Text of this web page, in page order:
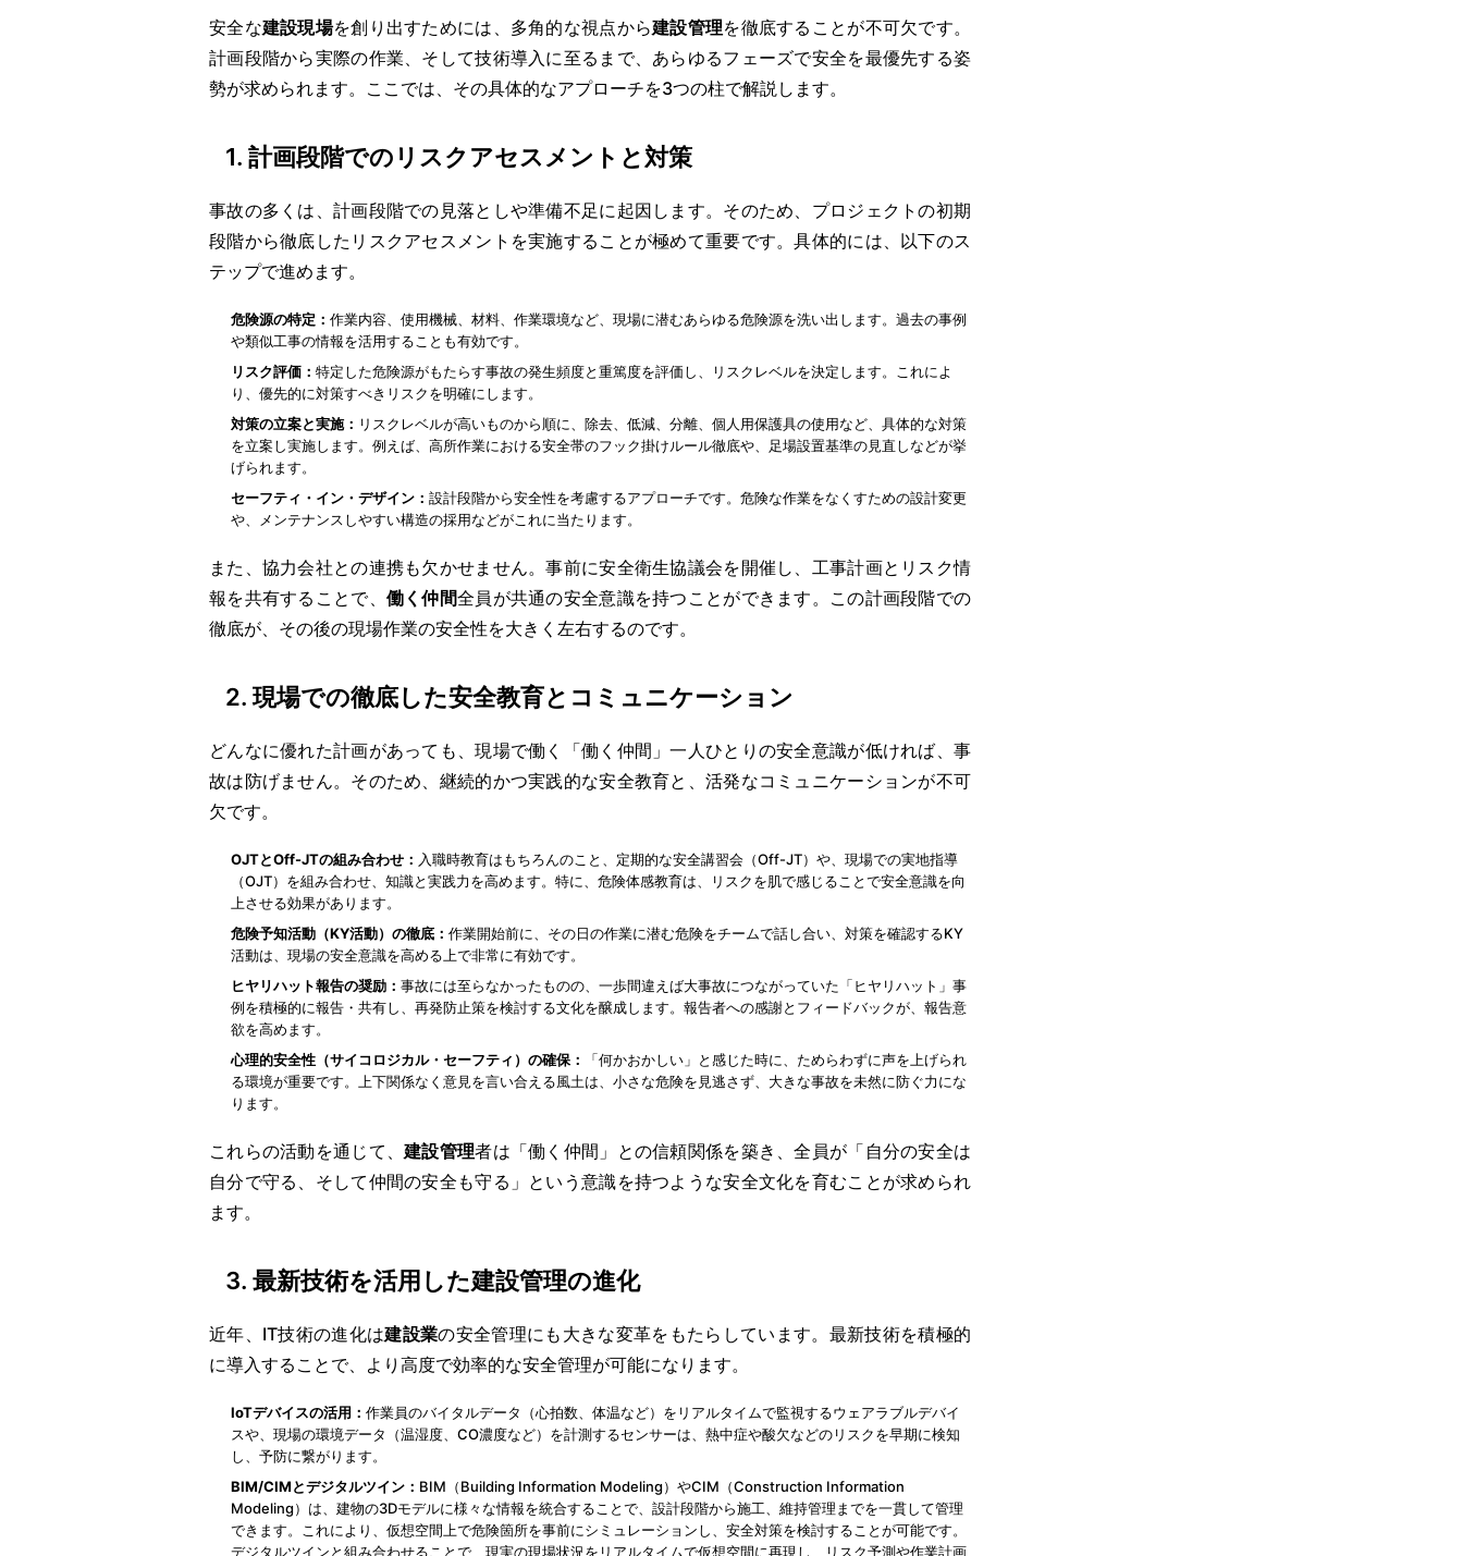
安全な建設現場を創り出すためには、多角的な視点から建設管理を徹底することが不可欠です。
計画段階から実際の作業、そして技術導入に至るまで、あらゆるフェーズで安全を最優先する姿
勢が求められます。ここでは、その具体的なアプローチを3つの柱で解説します。
1. 計画段階でのリスクアセスメントと対策
事故の多くは、計画段階での見落としや準備不足に起因します。そのため、プロジェクトの初期
段階から徹底したリスクアセスメントを実施することが極めて重要です。具体的には、以下のス
テップで進めます。
危険源の特定： 作業内容、使用機械、材料、作業環境など、現場に潜むあらゆる危険源を洗い出します。過去の事例
や類似工事の情報を活用することも有効です。
リスク評価： 特定した危険源がもたらす事故の発生頻度と重篤度を評価し、リスクレベルを決定します。これによ
り、優先的に対策すべきリスクを明確にします。
対策の立案と実施： リスクレベルが高いものから順に、除去、低減、分離、個人用保護具の使用など、具体的な対策
を立案し実施します。例えば、高所作業における安全帯のフック掛けルール徹底や、足場設置基準の見直しなどが挙
げられます。
セーフティ・イン・デザイン： 設計段階から安全性を考慮するアプローチです。危険な作業をなくすための設計変更
や、メンテナンスしやすい構造の採用などがこれに当たります。
また、協力会社との連携も欠かせません。事前に安全衛生協議会を開催し、工事計画とリスク情
報を共有することで、 働く仲間全員が共通の安全意識を持つことができます。この計画段階での
徹底が、その後の現場作業の安全性を大きく左右するのです。
2. 現場での徹底した安全教育とコミュニケーション
どんなに優れた計画があっても、現場で働く「働く仲間」一人ひとりの安全意識が低ければ、事
故は防げません。そのため、継続的かつ実践的な安全教育と、活発なコミュニケーションが不可
欠です。
OJTとOff-JTの組み合わせ： 入職時教育はもちろんのこと、定期的な安全講習会（Off-JT）や、現場での実地指導
（OJT）を組み合わせ、知識と実践力を高めます。特に、危険体感教育は、リスクを肌で感じることで安全意識を向
上させる効果があります。
危険予知活動（KY活動）の徹底： 作業開始前に、その日の作業に潜む危険をチームで話し合い、対策を確認するKY
活動は、現場の安全意識を高める上で非常に有効です。
ヒヤリハット報告の奨励： 事故には至らなかったものの、一歩間違えば大事故につながっていた「ヒヤリハット」事
例を積極的に報告・共有し、再発防止策を検討する文化を醸成します。報告者への感謝とフィードバックが、報告意
欲を高めます。
心理的安全性（サイコロジカル・セーフティ）の確保：
「何かおかしい」と感じた時に、ためらわずに声を上げられ
る環境が重要です。上下関係なく意見を言い合える風土は、小さな危険を見逃さず、大きな事故を未然に防ぐ力にな
ります。
これらの活動を通じて、建設管理者は「働く仲間」との信頼関係を築き、全員が「自分の安全は
自分で守る、そして仲間の安全も守る」という意識を持つような安全文化を育むことが求められ
ます。
3. 最新技術を活用した建設管理の進化
近年、IT技術の進化は建設業の安全管理にも大きな変革をもたらしています。最新技術を積極的
に導入することで、より高度で効率的な安全管理が可能になります。
IoTデバイスの活用： 作業員のバイタルデータ（心拍数、体温など）をリアルタイムで監視するウェアラブルデバイ
スや、現場の環境データ（温湿度、CO濃度など）を計測するセンサーは、熱中症や酸欠などのリスクを早期に検知
し、予防に繋がります。
BIM/CIMとデジタルツイン： BIM（Building Information Modeling）やCIM（Construction Information
Modeling）は、建物の3Dモデルに様々な情報を統合することで、設計段階から施工、維持管理までを一貫して管理
できます。これにより、仮想空間上で危険箇所を事前にシミュレーションし、安全対策を検討することが可能です。
デジタルツインと組み合わせることで、現実の現場状況をリアルタイムで仮想空間に再現し、リスク予測や作業計画